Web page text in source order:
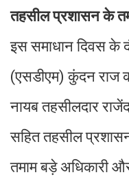
तहसील प्रशासन के
इस समाधान दिवस के
(एसडीएम) कुंदन राज
नायब तहसीलदार
सहित तहसील
तमाम बड़े अधिकारी